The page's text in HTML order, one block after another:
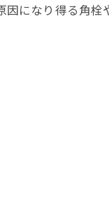
因になり得る角